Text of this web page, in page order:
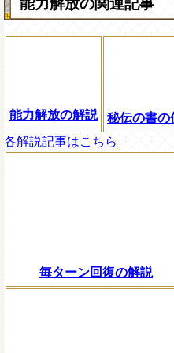
能力解放の関連記事
能力解放の解説
秘伝の書の
各解説記事はこちら
毎ターン回復の解説